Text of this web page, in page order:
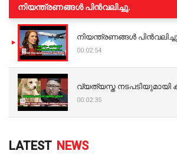
നിയന്ത്രണങ്ങള്‍ പിന്‍വലിച്ചു.
നിയന്ത്രണങ്ങള്‍ പിന്‍വലിച്ചു.
00:02:54
വ്യത്യസ്ത നടപടിയുമായി
00:02:35
LATEST NEWS